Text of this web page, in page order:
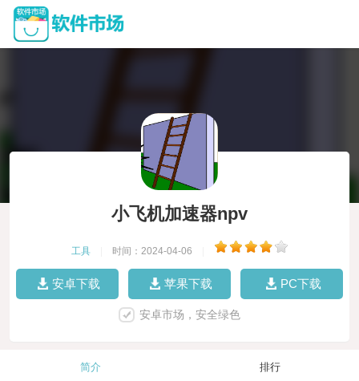
小飞机加速器npv
工具 时间：2024-04-06
安卓下载 苹果下载 PC下载
安卓市场，安全绿色
简介 排行